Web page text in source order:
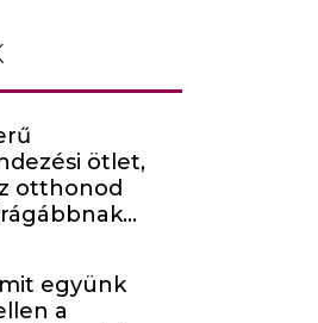
ötlet,
otthonod
együnk
a